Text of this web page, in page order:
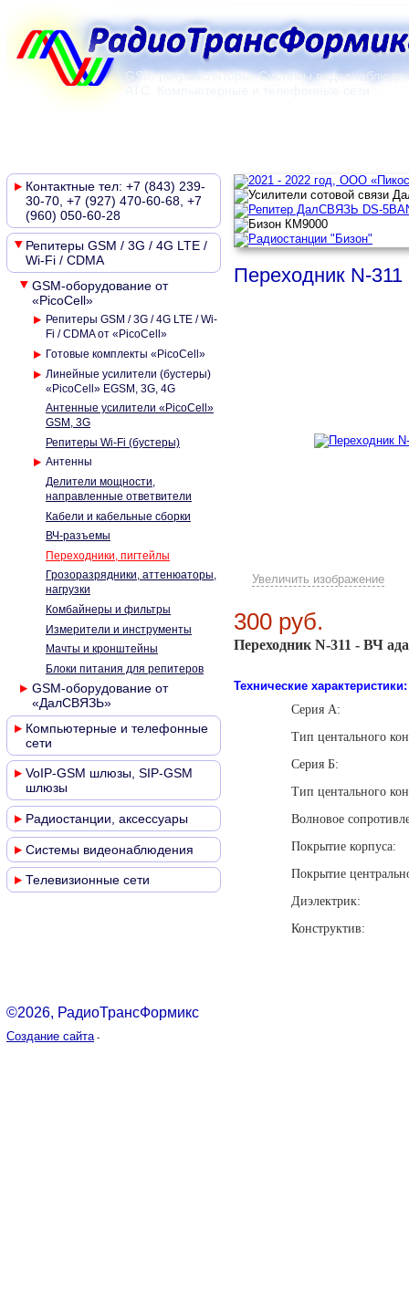
GSM-ретрансляторы. Системы
Переходник N-311
Увеличить изображение
Переходник N-311
300 руб.
Переходник N-311 - ВЧ
Технические характеристики:
Тип
Тип
Волновое
Покрытие
Покрытие
Контактные тел: +7 (843) 239-
30-70, +7 (927) 470-60-68, +7
(960) 050-60-28
Репитеры GSM / 3G / 4G LTE /
Wi-Fi / CDMA
GSM-оборудование от
«PicoCell»
Репитеры GSM / 3G / 4G LTE / Wi-
Fi / CDMA от «PicoCell»
Готовые комплекты «PicoCell»
Линейные усилители (бустеры)
«PicoCell» EGSM, 3G, 4G
Антенные усилители «PicoCell»
GSM, 3G
Репитеры Wi-Fi (бустеры)
Антенны
Делители мощности,
направленные ответвители
Кабели и кабельные сборки
ВЧ-разъемы
Переходники, пигтейлы
Грозоразрядники, аттенюаторы,
нагрузки
Комбайнеры и фильтры
Измерители и инструменты
Мачты и кронштейны
Блоки питания для репитеров
GSM-оборудование от
«ДалСВЯЗЬ»
Компьютерные и телефонные
сети
VoIP-GSM шлюзы, SIP-GSM
шлюзы
Радиостанции, аксессуары
Системы видеонаблюдения
Телевизионные сети
©2026, РадиоТрансФормикс
Создание сайта -